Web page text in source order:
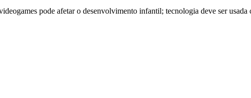
pode afetar o desenvolvimento infantil; tecnologia deve ser